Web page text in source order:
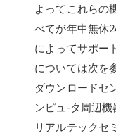
よってこれらの
べてが年中無休
によってサポー
については次を
ダウンロードセ
ンピュ-タ周辺
リアルテックセ